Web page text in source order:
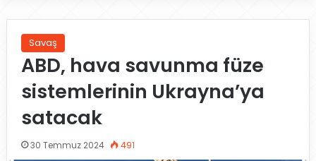
Savaş
ABD, hava savunma füze
sistemlerinin Ukrayna’ya
satacak
30 Temmuz 2024 491